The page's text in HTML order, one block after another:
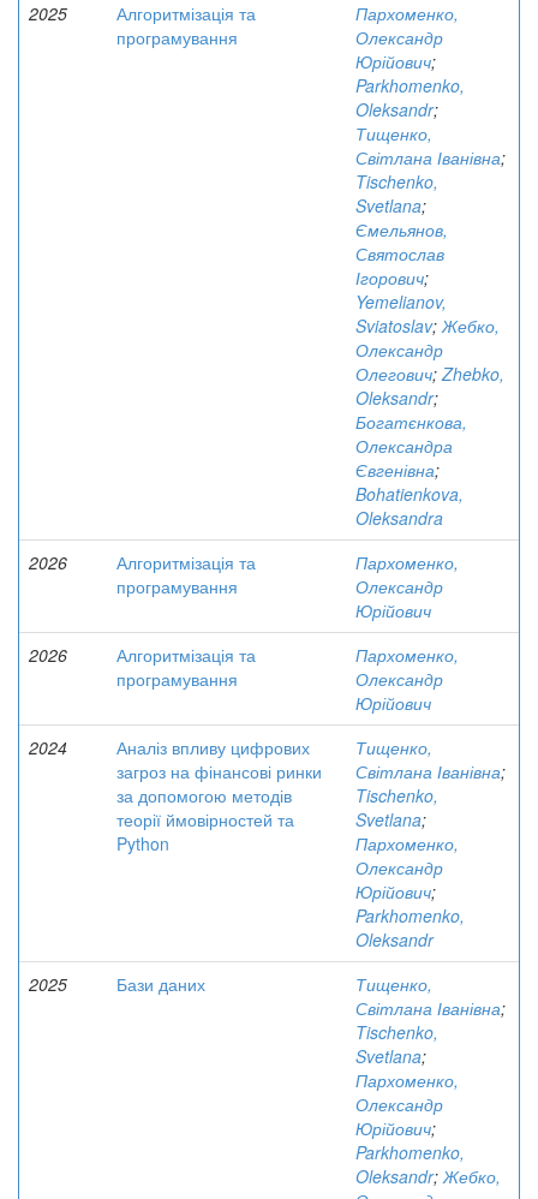
2025
Алгоритмізація та
програмування
Пархоменко,
Олександр
Юрійович;
Parkhomenko,
Oleksandr;
Тищенко,
Світлана Іванівна;
Tischenko,
Svetlana;
Ємельянов,
Святослав
Ігорович;
Yemelianov,
Sviatoslav;Жебко,
Олександр
Олегович;Zhebko,
Oleksandr;
Богатєнкова,
Олександра
Євгенівна;
Bohatienkova,
Oleksandra
2026
Алгоритмізація та
програмування
Пархоменко,
Олександр
Юрійович
2026
Алгоритмізація та
програмування
Пархоменко,
Олександр
Юрійович
2024
Аналіз впливу цифрових
загроз на фінансові ринки
за допомогою методів
теорії ймовірностей та
Python
Тищенко,
Світлана Іванівна;
Tischenko,
Svetlana;
Пархоменко,
Олександр
Юрійович;
Parkhomenko,
Oleksandr
2025
Бази даних
Тищенко,
Світлана Іванівна;
Tischenko,
Svetlana;
Пархоменко,
Олександр
Юрійович;
Parkhomenko,
Oleksandr;Жебко,